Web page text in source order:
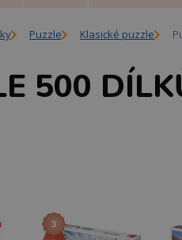
Puzzle Klasické puzzle
500